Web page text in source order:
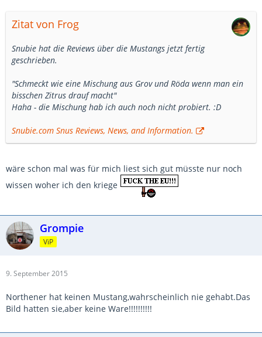
Zitat von Frog
Snubie hat die Reviews über die Mustangs jetzt fertig
geschrieben.
"Schmeckt wie eine Mischung aus Grov und Röda wenn man ein
bisschen Zitrus drauf macht"
Haha - die Mischung hab ich auch noch nicht probiert. :D
Snubie.com Snus Reviews, News, and Information.
wäre schon mal was für mich liest sich gut müsste nur noch
wissen woher ich den kriege
Grompie
ViP
9. September 2015
Northener hat keinen Mustang,wahrscheinlich nie gehabt.Das
Bild hatten sie,aber keine Ware!!!!!!!!!!